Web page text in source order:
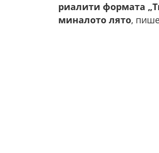
риалити формата
миналото лято,